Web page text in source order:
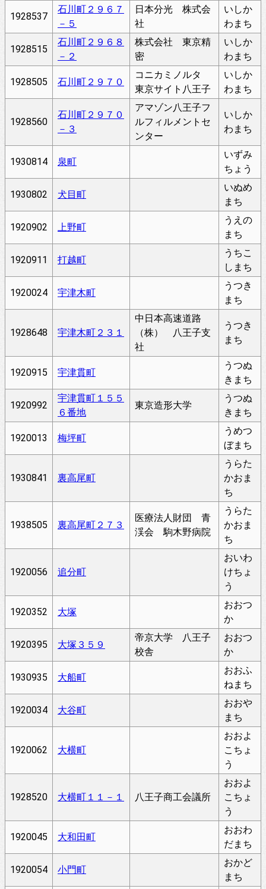
1928537
石川町２９６７
－５
日本分光 株式会
社
いしか
わまち
1928515
石川町２９６８
－２
株式会社 東京精
密
いしか
わまち
1928505 石川町２９７０
コニカミノルタ
東京サイト八王子
いしか
わまち
1928560
石川町２９７０
－３
アマゾン八王子フ
ルフィルメントセ
ンター
いしか
わまち
1930814 泉町
いずみ
ちょう
1930802 犬目町
いぬめ
まち
1920902 上野町
うえの
まち
1920911 打越町
うちこ
しまち
1920024 宇津木町
うつき
まち
1928648 宇津木町２３１
中日本高速道路
（株） 八王子支
社
うつき
まち
1920915 宇津貫町
うつぬ
きまち
1920992
宇津貫町１５５
６番地
東京造形大学
うつぬ
きまち
1920013 梅坪町
うめつ
ぼまち
1930841 裏高尾町
うらた
かおま
ち
1938505 裏高尾町２７３
医療法人財団 青
渓会 駒木野病院
うらた
かおま
ち
1920056 追分町
おいわ
けちょ
う
1920352 大塚
おおつ
か
1920395 大塚３５９
帝京大学 八王子
校舎
おおつ
か
1930935 大船町
おおふ
ねまち
1920034 大谷町
おおや
まち
1920062 大横町
おおよ
こちょ
う
1928520 大横町１１－１ 八王子商工会議所
おおよ
こちょ
う
1920045 大和田町
おおわ
だまち
1920054 小門町
おかど
まち